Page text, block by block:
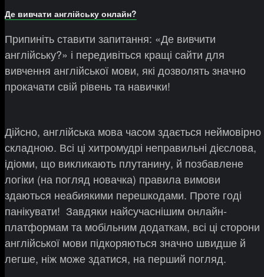
Де вивчати англійську онлайн?
Припиніть ставити запитання: «Де вивчити
англійську?» і передивіться кращі сайти для
вивчення англійської мови, які дозволять значно
прокачати свій рівень та навички!
Дійсно, англійська мова часом здається неймовірно
складною. Всі ці хитромудрі неправильні дієслова,
ідіоми, що викликають плутанину, й позбавлене
логіки (на погляд новачка) правила вимови
здаються неабиякими перешкодами. Проте годі
панікувати! Завдяки найсучаснішим онлайн-
платформам та мобільним додаткам, всі ці сторони
англійської мови підкоряються значно швидше й
легше, ніж може здатися, на перший погляд.